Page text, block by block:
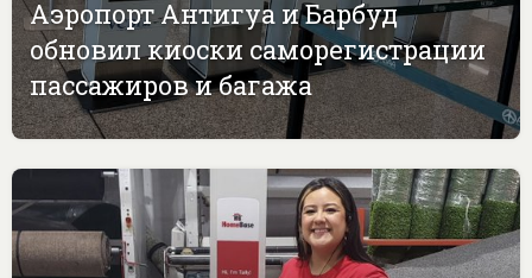
Аэропорт Антигуа и Барбуд
обновил киоски саморегистрации
пассажиров и багажа